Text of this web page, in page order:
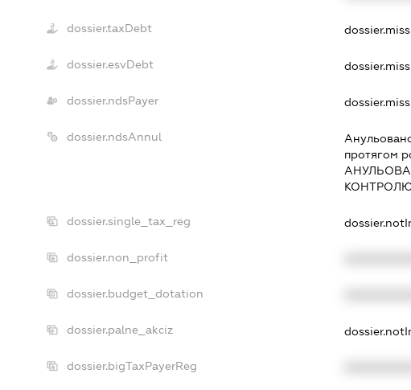
dossier.taxDebt
dossier.esvDebt
dossier.ndsPayer
dossier.ndsAnnul Анульовано
протягом
dossier.single_tax_reg
dossier.non_profit
dossier.budget_dotation
dossier.palne_akciz
dossier.bigTaxPayerReg